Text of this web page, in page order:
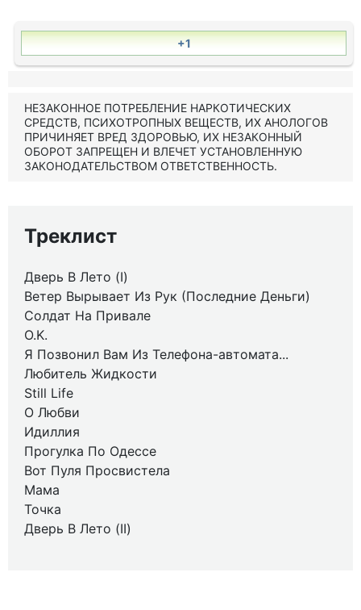
+1
НЕЗАКОННОЕ ПОТРЕБЛЕНИЕ НАРКОТИЧЕСКИХ
СРЕДСТВ, ПСИХОТРОПНЫХ ВЕЩЕСТВ, ИХ АНОЛОГОВ
ПРИЧИНЯЕТ ВРЕД ЗДОРОВЬЮ, ИХ НЕЗАКОННЫЙ
ОБОРОТ ЗАПРЕЩЕН И ВЛЕЧЕТ УСТАНОВЛЕННУЮ
ЗАКОНОДАТЕЛЬСТВОМ ОТВЕТСТВЕННОСТЬ.
Треклист
Дверь В Лето (I)
Ветер Вырывает Из Рук (Последние Деньги)
Солдат На Привале
O.K.
Я Позвонил Вам Из Телефона-автомата...
Любитель Жидкости
Still Life
О Любви
Идиллия
Прогулка По Одессе
Вот Пуля Просвистела
Мама
Точка
Дверь В Лето (II)